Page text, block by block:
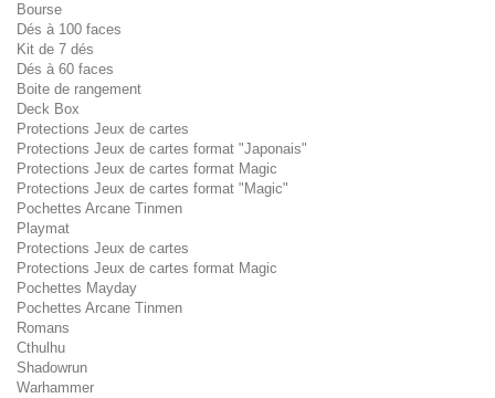
Bourse
Dés à 100 faces
Kit de 7 dés
Dés à 60 faces
Boite de rangement
Deck Box
Protections Jeux de cartes
Protections Jeux de cartes format "Japonais"
Protections Jeux de cartes format Magic
Protections Jeux de cartes format "Magic"
Pochettes Arcane Tinmen
Playmat
Protections Jeux de cartes
Protections Jeux de cartes format Magic
Pochettes Mayday
Pochettes Arcane Tinmen
Romans
Cthulhu
Shadowrun
Warhammer